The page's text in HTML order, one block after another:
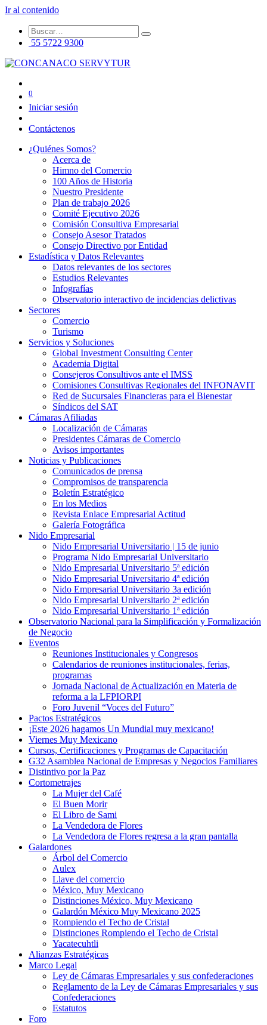
Ir al contenido
55 5722 9300
0
Iniciar sesión
Contáctenos
¿Quiénes Somos?
Acerca de
Himno del Comercio
100 Años de Historia
Nuestro Presidente
Plan de trabajo 2026
Comité Ejecutivo 2026
Comisión Consultiva Empresarial
Consejo Asesor Tratados
Consejo Directivo por Entidad
Estadística y Datos Relevantes
Datos relevantes de los sectores
Estudios Relevantes
Infografías
Observatorio interactivo de incidencias delictivas
Sectores
Comercio
Turismo
Servicios y Soluciones
Global Investment Consulting Center
Academia Digital
Consejeros Consultivos ante el IMSS
Comisiones Consultivas Regionales del INFONAVIT
Red de Sucursales Financieras para el Bienestar
Síndicos del SAT
Cámaras Afiliadas
Localización de Cámaras
Presidentes Cámaras de Comercio
Avisos importantes
Noticias y Publicaciones
Comunicados de prensa
Compromisos de transparencia
Boletín Estratégico
En los Medios
Revista Enlace Empresarial Actitud
Galería Fotográfica
Nido Empresarial
Nido Empresarial Universitario | 15 de junio
Programa Nido Empresarial Universitario
Nido Empresarial Universitario 5ª edición
Nido Empresarial Universitario 4ª edición
Nido Empresarial Universitario 3a edición
Nido Empresarial Universitario 2ª edición
Nido Empresarial Universitario 1ª edición
Observatorio Nacional para la Simplificación y Formalización
de Negocio
Eventos
Reuniones Institucionales y Congresos
Calendarios de reuniones institucionales, ferias,
programas
Jornada Nacional de Actualización en Materia de
reforma a la LFPIORPI
Foro Juvenil “Voces del Futuro”
Pactos Estratégicos
¡Este 2026 hagamos Un Mundial muy mexicano!
Viernes Muy Mexicano
Cursos, Certificaciones y Programas de Capacitación
G32 Asamblea Nacional de Empresas y Negocios Familiares
Distintivo por la Paz
Cortometrajes
La Mujer del Café
El Buen Morir
El Libro de Sami
La Vendedora de Flores
La Vendedora de Flores regresa a la gran pantalla
Galardones
Árbol del Comercio
Aulex
Llave del comercio
México, Muy Mexicano
Distinciones México, Muy Mexicano
Galardón México Muy Mexicano 2025
Rompiendo el Techo de Cristal
Distinciones Rompiendo el Techo de Cristal
Yacatecuhtli
Alianzas Estratégicas
Marco Legal
Ley de Cámaras Empresariales y sus confederaciones
Reglamento de la Ley de Cámaras Empresariales y sus
Confederaciones
Estatutos
Foro